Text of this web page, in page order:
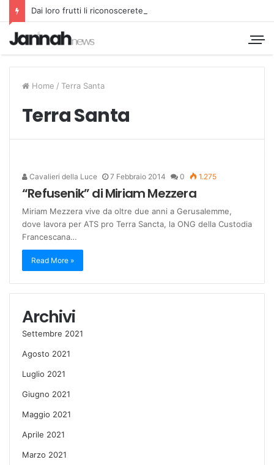
Dai loro frutti li riconoscerete
Home / Terra Santa
Terra Santa
Cavalieri della Luce 7 Febbraio 2014 0 1.275
“Refusenik” di Miriam Mezzera
Miriam Mezzera vive da oltre due anni a Gerusalemme,
dove lavora per ATS pro Terra Sancta, la ONG della Custodia
Francescana…
Read More »
Archivi
Settembre 2021
Agosto 2021
Luglio 2021
Giugno 2021
Maggio 2021
Aprile 2021
Marzo 2021